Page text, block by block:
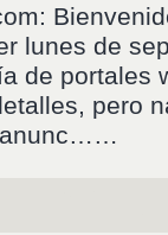
lunes de
de portales
pero